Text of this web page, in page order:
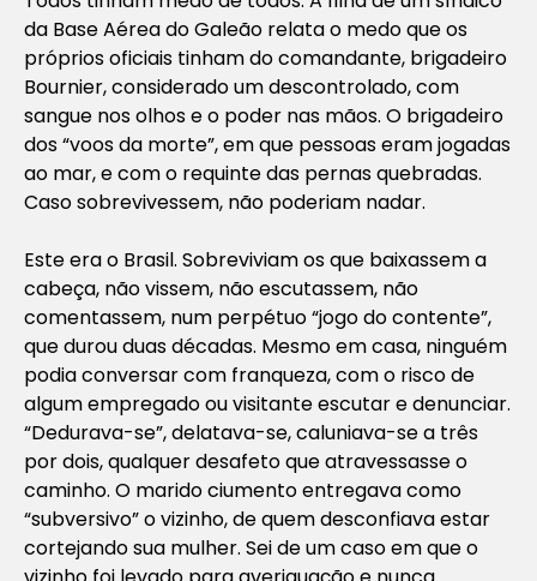
da Base Aérea do Galeão relata o medo que os
próprios oficiais tinham do comandante, brigadeiro
Bournier, considerado um descontrolado, com
sangue nos olhos e o poder nas mãos. O brigadeiro
dos “voos da morte”, em que pessoas eram jogadas
ao mar, e com o requinte das pernas quebradas.
Caso sobrevivessem, não poderiam nadar.
Este era o Brasil. Sobreviviam os que baixassem a
cabeça, não vissem, não escutassem, não
comentassem, num perpétuo “jogo do contente”,
que durou duas décadas. Mesmo em casa, ninguém
podia conversar com franqueza, com o risco de
algum empregado ou visitante escutar e denunciar.
“Dedurava-se”, delatava-se, caluniava-se a três
por dois, qualquer desafeto que atravessasse o
caminho. O marido ciumento entregava como
“subversivo” o vizinho, de quem desconfiava estar
cortejando sua mulher. Sei de um caso em que o